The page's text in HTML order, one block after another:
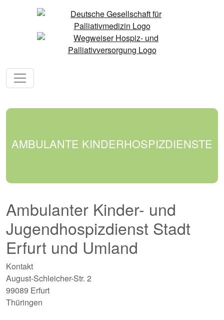
AMBULANTE KINDERHOSPIZDIENSTE
Ambulanter Kinder- und
Jugendhospizdienst Stadt
Erfurt und Umland
Kontakt
August-Schleicher-Str. 2
99089 Erfurt
Thüringen